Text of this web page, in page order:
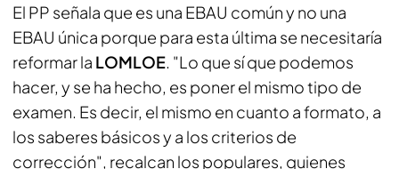
El PP señala que es una EBAU común y no una
EBAU única porque para esta última se necesitaría
reformar la LOMLOE. "Lo que sí que podemos
hacer, y se ha hecho, es poner el mismo tipo de
examen. Es decir, el mismo en cuanto a formato, a
los saberes básicos y a los criterios de
corrección", recalcan los populares, quienes